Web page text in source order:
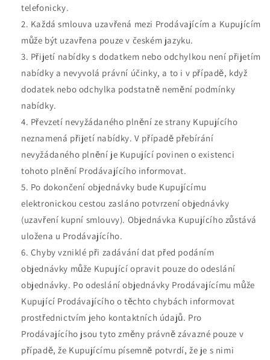
telefonicky.
Každá smlouva uzavřená mezi Prodávajícím a Kupujícím
může být uzavřena pouze v českém jazyku.
Přijetí nabídky s dodatkem nebo odchylkou není přijetím
nabídky a nevyvolá právní účinky, a to i v případě, když
dodatek nebo odchylka podstatně nemění podmínky
nabídky.
Převzetí nevyžádaného plnění ze strany Kupujícího
neznamená přijetí nabídky. V případě přebírání
nevyžádaného plnění je Kupující povinen o existenci
tohoto plnění Prodávajícího informovat.
Po dokončení objednávky bude Kupujícímu
elektronickou cestou zasláno potvrzení objednávky
(uzavření kupní smlouvy). Objednávka Kupujícího zůstává
uložena u Prodávajícího.
Chyby vzniklé při zadávání dat před podáním
objednávky může Kupující opravit pouze do odeslání
objednávky. Po odeslání objednávky Prodávajícímu může
Kupující Prodávajícího o těchto chybách informovat
prostřednictvím jeho kontaktních údajů. Pro
Prodávajícího jsou tyto změny právně závazné pouze v
případě, že Kupujícímu písemně potvrdí, že je s nimi